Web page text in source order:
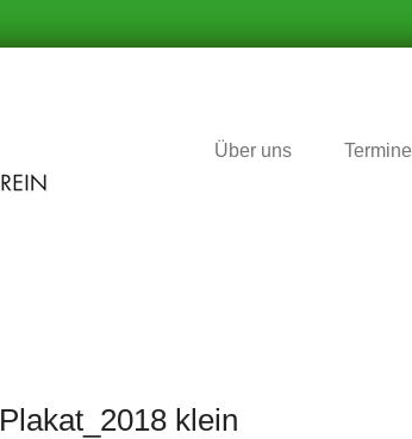
Über uns Termine
Plakat_2018 klein